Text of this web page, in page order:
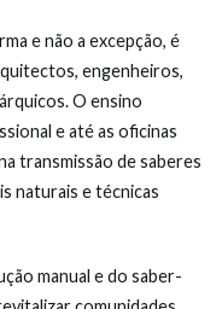
e não a excepção, é
engenheiros,
O ensino
e até as oficinas
transmissão de saberes
naturais e técnicas
manual e do saber-